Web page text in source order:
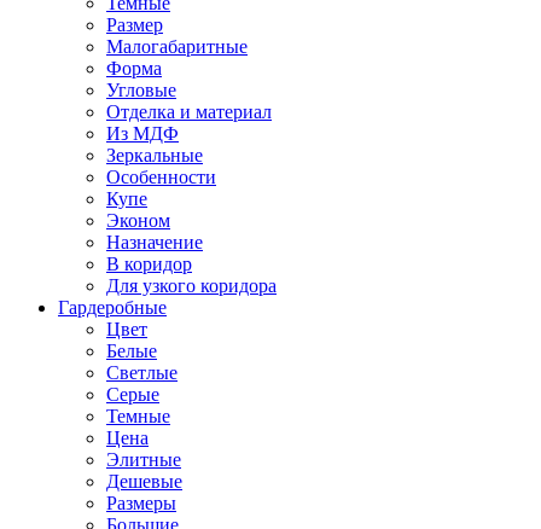
Размер
Малогабаритные
Форма
Угловые
Отделка и материал
Из МДФ
Зеркальные
Особенности
Купе
Эконом
Назначение
В коридор
Для узкого коридора
Гардеробные
Цвет
Белые
Светлые
Серые
Темные
Цена
Элитные
Дешевые
Размеры
Большие